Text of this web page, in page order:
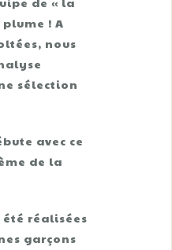
! A
nous
sélection
avec ce
de la
réalisées
garçons